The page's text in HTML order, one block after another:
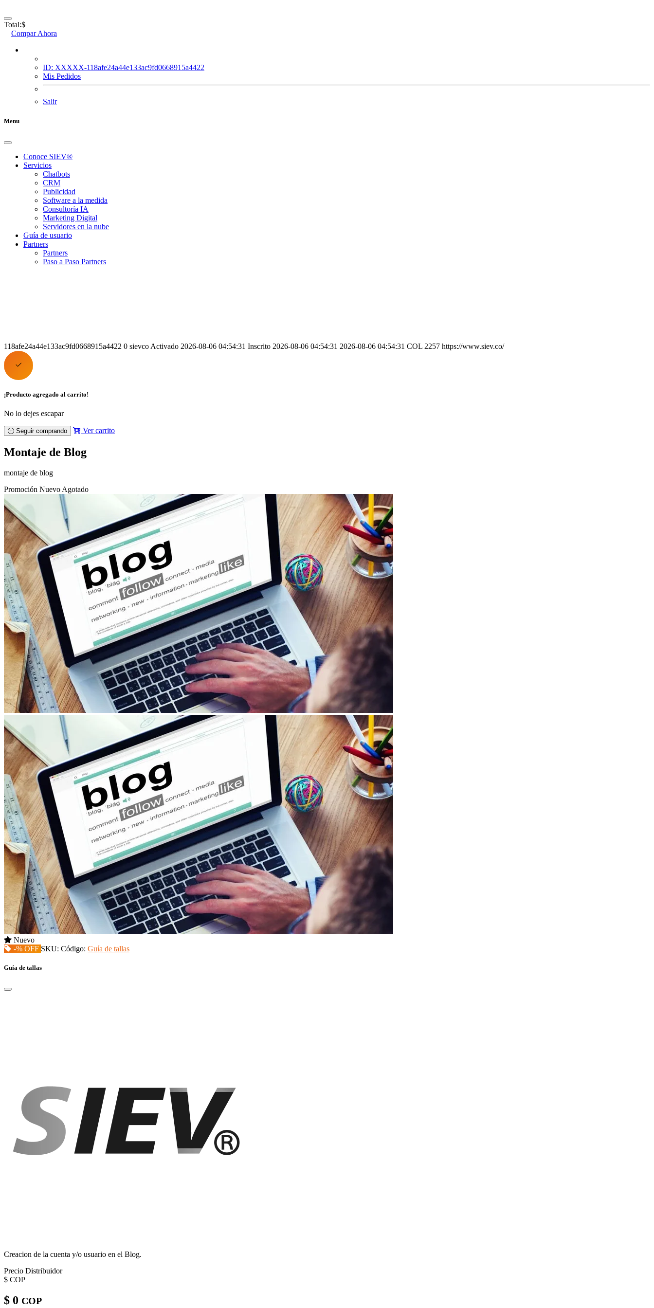
Total:$
Compar Ahora
ID: XXXXX-118afe24a44e133ac9fd0668915a4422
Mis Pedidos
Salir
Menu
Conoce SIEV®
Servicios
Chatbots
CRM
Publicidad
Software a la medida
Consultoría IA
Marketing Digital
Servidores en la nube
Guía de usuario
Partners
Partners
Paso a Paso Partners
118afe24a44e133ac9fd0668915a4422 0 sievco Activado 2026-08-06 04:54:31 Inscrito 2026-08-06 04:54:31 2026-08-06 04:54:31 COL 2257 https://www.siev.co/
¡Producto agregado al carrito!
No lo dejes escapar
Seguir comprando Ver carrito
Montaje de Blog
montaje de blog
Promoción Nuevo Agotado
Nuevo
-% OFF SKU: Código: Guía de tallas
Guía de tallas
Creacion de la cuenta y/o usuario en el Blog.
Precio Distribuidor
$ COP
$ 0 COP